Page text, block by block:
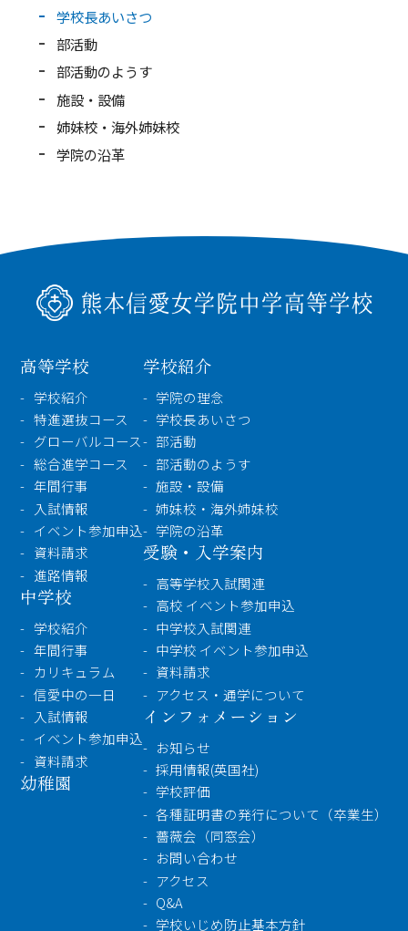
学校長あいさつ
部活動
部活動のようす
施設・設備
姉妹校・海外姉妹校
学院の沿革
高等学校
学校紹介
特進選抜コース
グローバルコース
総合進学コース
年間行事
入試情報
イベント参加申込
資料請求
進路情報
中学校
学校紹介
年間行事
カリキュラム
信愛中の一日
入試情報
イベント参加申込
資料請求
幼稚園
学校紹介
学院の理念
学校長あいさつ
部活動
部活動のようす
施設・設備
姉妹校・海外姉妹校
学院の沿革
受験・入学案内
高等学校入試関連
高校 イベント参加申込
中学校入試関連
中学校 イベント参加申込
資料請求
アクセス・通学について
インフォメーション
お知らせ
採用情報(英国社)
学校評価
各種証明書の発行について（卒業生）
薔薇会（同窓会）
お問い合わせ
アクセス
Q&A
学校いじめ防止基本方針
インフォメーション
TEL：096-354-5355（代表）